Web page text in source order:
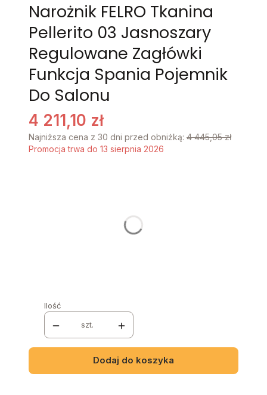
Narożnik FELRO Tkanina
Pellerito 03 Jasnoszary
Regulowane Zagłówki
Funkcja Spania Pojemnik
Do Salonu
4 211,10 zł
Najniższa cena z 30 dni przed obniżką: 4 445,05 zł
Promocja trwa do 13 sierpnia 2026
Ilość
szt.
Dodaj do koszyka